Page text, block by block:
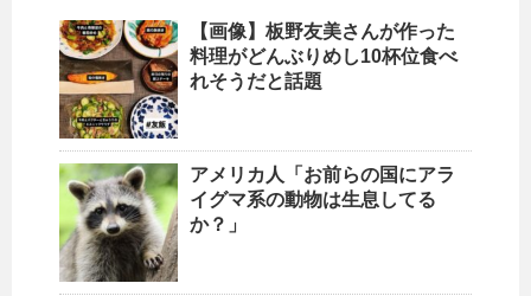
【画像】板野友美さんが作った
料理がどんぶりめし10杯位食べ
れそうだと話題
アメリカ人「お前らの国にアラ
イグマ系の動物は生息してる
か？」